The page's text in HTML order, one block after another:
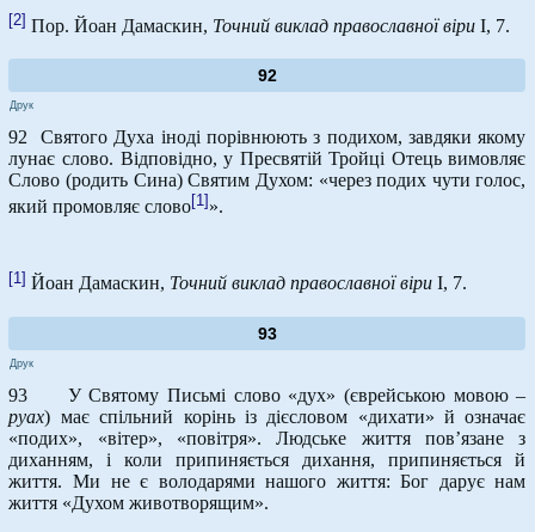
[2] Пор. Йоан Дамаскин, Точний виклад православної віри I, 7.
92
Друк
92 Святого Духа іноді порівнюють з подихом, завдяки якому
лунає слово. Відповідно, у Пресвятій Тройці Отець вимовляє
Слово (родить Сина) Святим Духом: «через подих чути голос,
який промовляє слово[1] ».
[1] Йоан Дамаскин, Точний виклад православної віри I, 7.
93
Друк
93 У Святому Письмі слово «дух» (єврейською мовою –
руах) має спільний корінь із дієсловом «дихати» й означає
«подих», «вітер», «повітря». Людське життя пов’язане з
диханням, і коли припиняється дихання, припиняється й
життя. Ми не є володарями нашого життя: Бог дарує нам
життя «Духом животворящим».